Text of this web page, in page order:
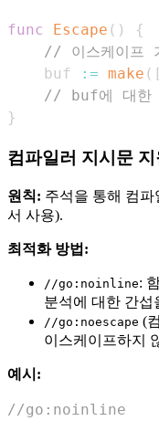
func Escape ( )
{
// 이스케이프
    buf
:= make ( [
// buf에 대한
}
컴파일러 지시문 지
원칙: 주석을 통해 컴
서 사용).
최적화 방법:
//go:noinline:
분석에 대한 간섭
//go:noescape (
이스케이프하지
예시:
//go:noinline